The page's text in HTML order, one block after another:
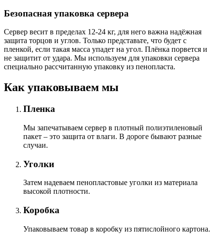
Безопасная упаковка сервера
Сервер весит в пределах 12-24 кг, для него важна надёжная
защита торцов и углов. Только представьте, что будет с
пленкой, если такая масса упадет на угол. Плёнка порвется и
не защитит от удара. Мы используем для упаковки сервера
специально расcчитанную упаковку из пенопласта.
Как упаковываем мы
Пленка
Мы запечатываем сервер в плотный полиэтиленовый
пакет – это защита от влаги. В дороге бывают разные
случаи.
Уголки
Затем надеваем пенопластовые уголки из материала
высокой плотности.
Коробка
Упаковываем товар в коробку из пятислойного картона.